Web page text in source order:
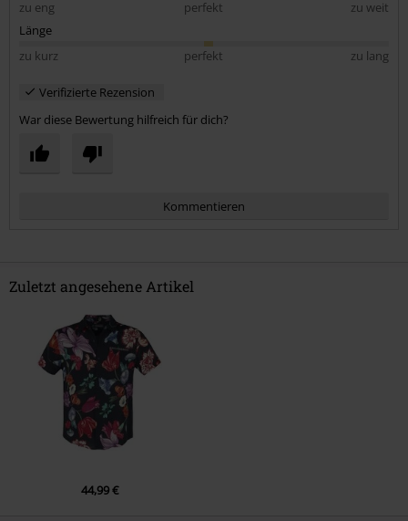
zu eng
perfekt
zu weit
Länge
zu kurz
perfekt zu lang
Verifizierte Rezension
War diese Bewertung hilfreich für dich?
Kommentieren
Kommentar jetzt abschicken!
Zuletzt angesehene Artikel
44,99 €